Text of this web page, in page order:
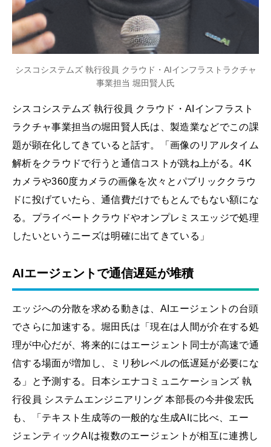
シスコシステムズ 執行役員 クラウド・AIインフラストラクチャ
事業担当 堀田賢人氏
シスコシステムズ 執行役員 クラウド・AIインフラスト
ラクチャ事業担当の堀田賢人氏は、製造業などでこの課
題が顕在化してきていると話す。「画像のリアルタイム
解析をクラウドで行うと通信コストが跳ね上がる。4K
カメラや360度カメラの画像を次々とパブリッククラウ
ドに投げていたら、通信費だけでもとんでもない額にな
る。プライベートクラウドやオンプレミスエッジで処理
したいというニーズは明確に出てきている」
AIエージェントで通信遅延が堆積
エッジへの分散を求める動きは、AIエージェントの台頭
でさらに加速する。堀田氏は「現在は人間が介在する処
理が中心だが、将来的にはエージェント同士が高速で通
信する場面が増加し、ミリ秒レベルの低遅延が必要にな
る」と予測する。日本シエナコミュニケーションズ 執
行役員 システムエンジニアリング 本部長の今井俊宏氏
も、「テキスト生成等の一般的な生成AIに比べ、エー
ジェンティックAIは複数のエージェントが相互に連携し